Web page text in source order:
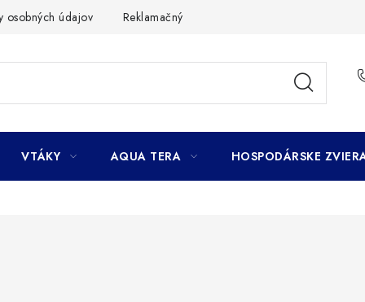
osobných údajov Reklamačný poriadok
VTÁKY AQUA TERA HOSPODÁRSKE